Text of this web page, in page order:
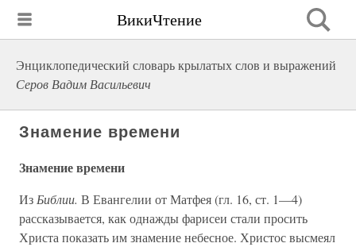
ВикиЧтение
Энциклопедический словарь крылатых слов и выражений
Серов Вадим Васильевич
Знамение времени
Знамение времени
Из Библии. В Евангелии от Матфея (гл. 16, ст. 1—4)
рассказывается, как однажды фарисеи стали просить
Христа показать им знамение небесное. Христос высмеял